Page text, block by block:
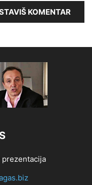
KOMENTAR
prezentacija